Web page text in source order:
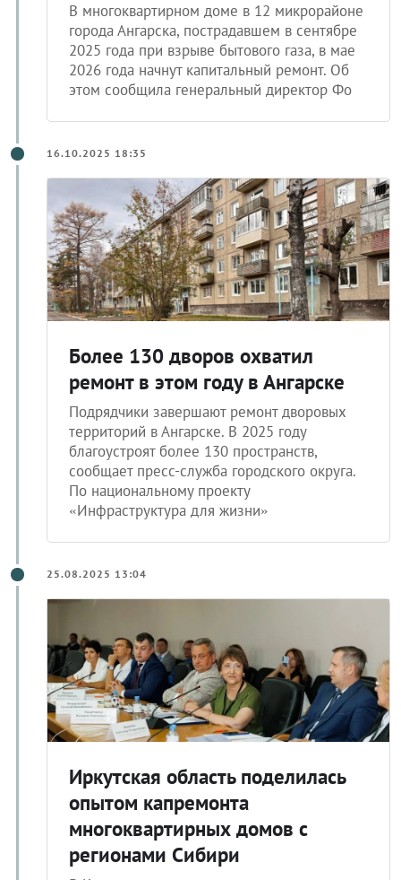
В многоквартирном доме в 12 микрорайоне
города Ангарска, пострадавшем в сентябре
2025 года при взрыве бытового газа, в мае
2026 года начнут капитальный ремонт. Об
этом сообщила генеральный директор Фо
16.10.2025 18:35
Более 130 дворов охватил
ремонт в этом году в Ангарске
Подрядчики завершают ремонт дворовых
территорий в Ангарске. В 2025 году
благоустроят более 130 пространств,
сообщает пресс-служба городского округа.
По национальному проекту
«Инфраструктура для жизни»
25.08.2025 13:04
Иркутская область поделилась
опытом капремонта
многоквартирных домов с
регионами Сибири